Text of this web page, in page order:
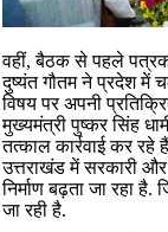
वहीं, बैठक से पहले
दुष्यंत गौतम ने प्रदेश में
विषय पर अपनी
मुख्यमंत्री पुष्कर सिंह
तत्काल कार्रवाई कर रहे
उत्तराखंड में सरकारी
निर्माण बढ़ता जा रहा है.
जा रही है.